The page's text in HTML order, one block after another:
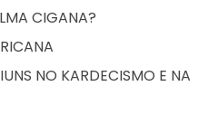
CIGANA?
NO KARDECISMO E NA